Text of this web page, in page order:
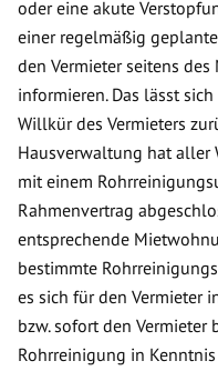
oder eine akute
einer regelmäßig
den Vermieter seitens
informieren. Das lässt
Willkür des Vermieters
Hausverwaltung hat aller
mit einem
Rahmenvertrag
entsprechende
bestimmte
es sich für den Vermieter
bzw. sofort den
Rohrreinigung in Kenntnis